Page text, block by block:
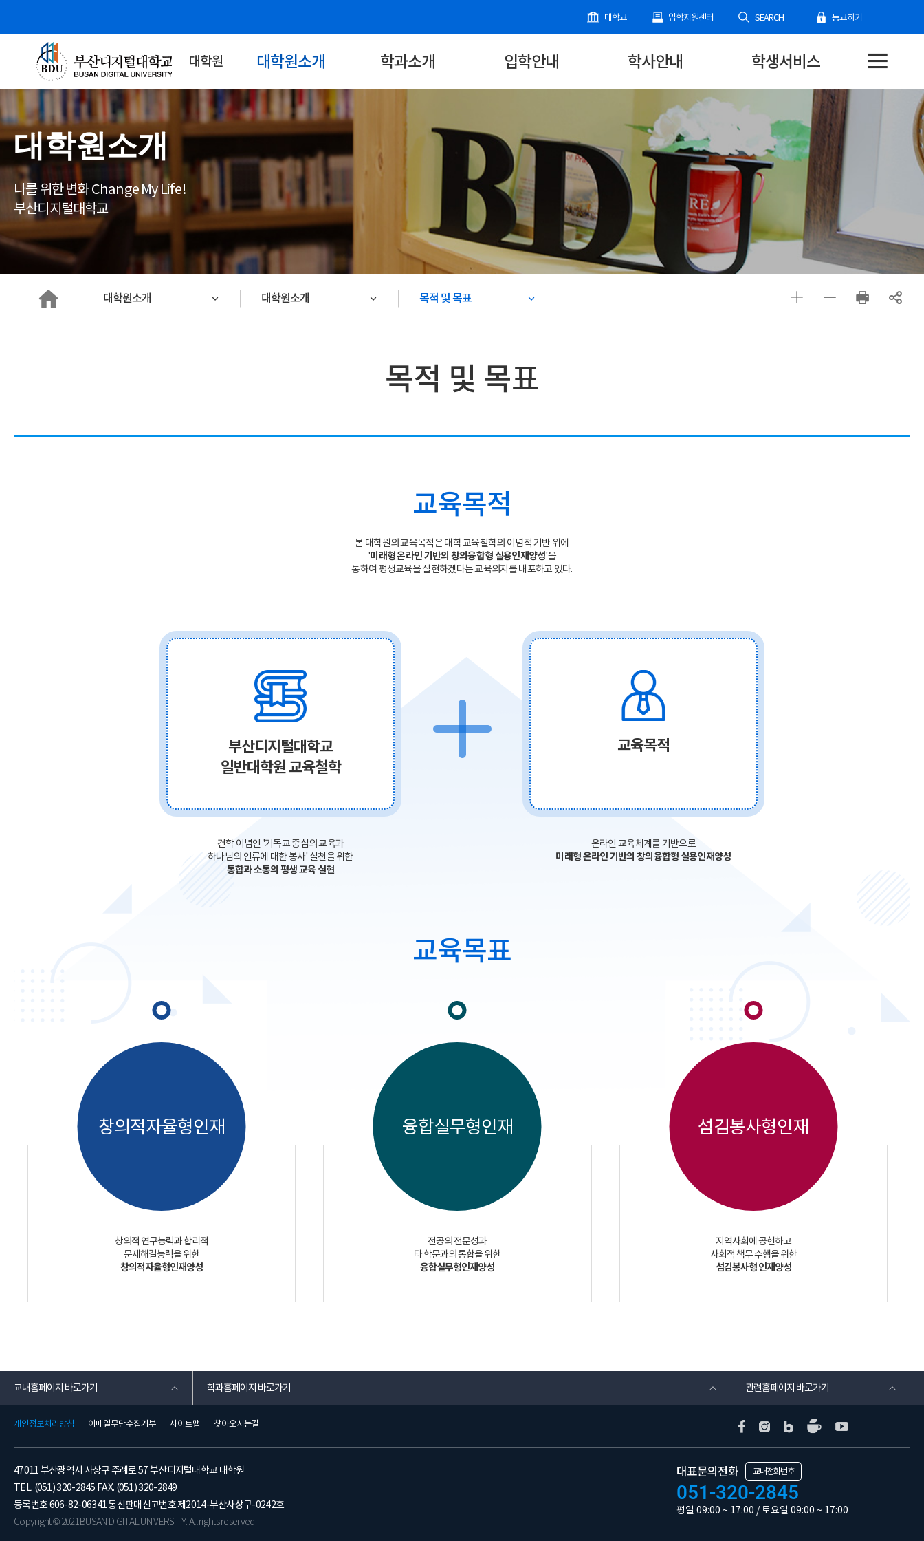
대학교 입학지원센터 SEARCH 등교하기
대학원 대학원소개 학과소개 입학안내 학사안내 학생서비스
대학원소개
나를 위한 변화 Change My Life!
부산디지털대학교
HOME 대학원소개 대학원소개 목적 및 목표
목적 및 목표
교육목적
본 대학원의 교육목적은 대학 교육철학의 이념적 기반 위에
'미래형 온라인 기반의 창의융합형 실용인재양성'을
통하여 평생교육을 실현하겠다는 교육의지를 내포하고 있다.
부산디지털대학교
일반대학원 교육철학
건학 이념인 '기독교 중심의 교육과
하나님의 인류에 대한 봉사' 실천을 위한
통합과 소통의 평생 교육 실현
교육목적
온라인 교육체계를 기반으로
미래형 온라인 기반의 창의융합형 실용인재양성
교육목표
창의적자율형인재
창의적 연구능력과 합리적
문제해결능력을 위한
창의적자율형인재양성
융합실무형인재
전공의 전문성과
타 학문과의 통합을 위한
융합실무형인재양성
섬김봉사형인재
지역사회에 공헌하고
사회적 책무 수행을 위한
섬김봉사형 인재양성
교내홈페이지 바로가기 학과홈페이지 바로가기 관련홈페이지 바로가기
개인정보처리방침 이메일무단수집거부 사이트맵 찾아오시는길
47011 부산광역시 사상구 주례로 57 부산디지털대학교 대학원
TEL. (051) 320-2845 FAX. (051) 320-2849
등록번호 606-82-06341 통신판매신고번호 제2014-부산사상구-0242호
Copyright © 2021 BUSAN DIGITAL UNIVERSITY. All rights reserved.
대표문의전화 교내전화번호
051-320-2845
평일 09:00 ~ 17:00 / 토요일 09:00 ~ 17:00